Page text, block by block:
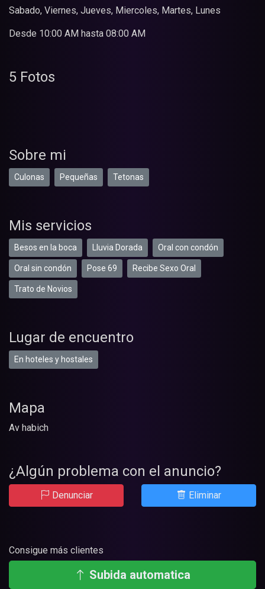
Sabado, Viernes, Jueves, Miercoles, Martes, Lunes
Desde 10:00 AM hasta 08:00 AM
5 Fotos
Sobre mi
Culonas Pequeñas Tetonas
Mis servicios
Besos en la boca Lluvia Dorada Oral con condón
Oral sin condón Pose 69 Recibe Sexo Oral
Trato de Novios
Lugar de encuentro
En hoteles y hostales
Mapa
Av habich
¿Algún problema con el anuncio?
Denunciar Eliminar
Consigue más clientes
Subida automatica